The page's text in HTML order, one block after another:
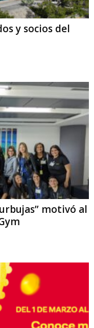
y socios del
motivó al